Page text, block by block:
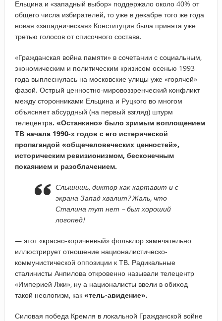
Ельцина и «западный выбор» поддержало около 40% от
общего числа избирателей, то уже в декабре того же года
новая «западническая» Конституция была принята уже
третью голосов от списочного состава.
«Гражданская война памяти» в сочетании с социальным,
экономическим и политическим кризисом осенью 1993
года выплеснулась на московские улицы уже «горячей»
фазой. Острый ценностно-мировоззренческий конфликт
между сторонниками Ельцина и Руцкого во многом
объясняет абсурдный (на первый взгляд) штурм
телецентра. «Останкино» было зримым воплощением
ТВ начала 1990-х годов с его истерической
пропагандой «общечеловеческих ценностей»,
историческим ревизионизмом, бесконечным
покаянием и разоблачением.
Слышишь, диктор как картавит и с
экрана Запад хвалит? Жаль, что
Сталина тут нет – был хороший
логопед!
— этот «красно-коричневый» фольклор замечательно
иллюстрирует отношение националистическо-
коммунистической оппозиции к ТВ. Радикальные
сталинисты Анпилова откровенно называли телецентр
«Империей Лжи», ну а националисты ввели в обиход
такой неологизм, как «тель-авидение».
Силовая победа Кремля в локальной Гражданской войне